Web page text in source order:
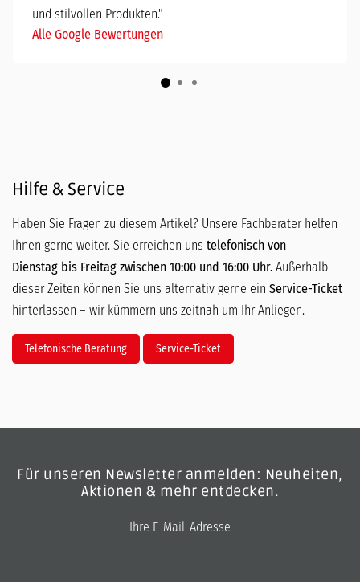
und stilvollen Produkten."
Alle Google Bewertungen
Hilfe & Service
Haben Sie Fragen zu diesem Artikel? Unsere Fachberater helfen
Ihnen gerne weiter. Sie erreichen uns telefonisch von
Dienstag bis Freitag zwischen 10:00 und 16:00 Uhr. Außerhalb
dieser Zeiten können Sie uns alternativ gerne ein Service-Ticket
hinterlassen – wir kümmern uns zeitnah um Ihr Anliegen.
Telefonische Beratung Service-Ticket
Für unseren Newsletter anmelden: Neuheiten,
Aktionen & mehr entdecken.